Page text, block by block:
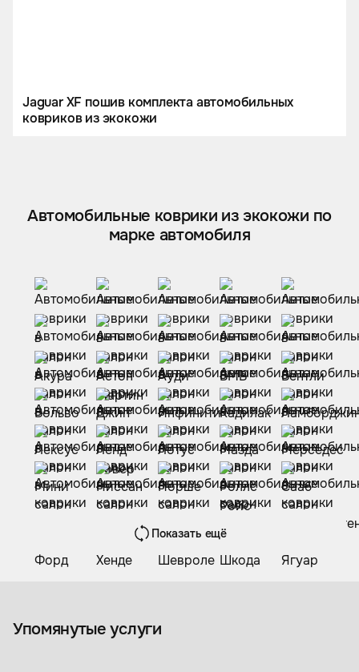
Jaguar XF пошив комплекта автомобильных
ковриков из экокожи
Автомобильные коврики из экокожи по
марке автомобиля
Показать ещё
Упомянутые услуги
Коврики из экокожи